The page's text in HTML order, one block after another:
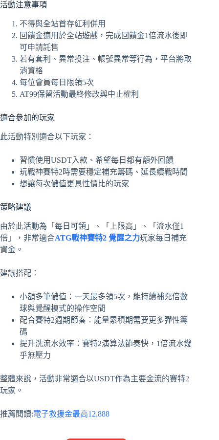
活動注意事項
不得與全站首存紅利併用
回饋金適用於全站遊戲，完成回饋金1倍流水後即
可申請託售
若有套利、異常投注、帳號異常等行為，平台將取
消資格
每位會員每日限領5次
AT99保留活動最終修改與中止權利
適合參加的玩家
此活動特別適合以下玩家：
習慣使用USDT入款、希望每日都有額外回饋
玩戰神賽特2時需要穩定補充籌碼、延長續戰時間
想讓每次儲值更具性價比的玩家
策略建議
由於此活動為「每日可領」、「上限高」、「流水僅1
倍」，非常適合ATG戰神賽特2 覺醒之力玩家每日補充
資金。
建議搭配：
小額多筆儲值：一天最多領5次，能持續補充倍數
球與覺醒模式的操作空間
配合賽特2週期節奏：能量累積期需要更多彈性籌
碼
提升洗流水效率：賽特2演算法節奏快，1倍流水幾
乎無壓力
整體來說，活動非常適合以USDT作為主要金流的賽特2
玩家。
推薦閱讀:電子救援金最高12,888